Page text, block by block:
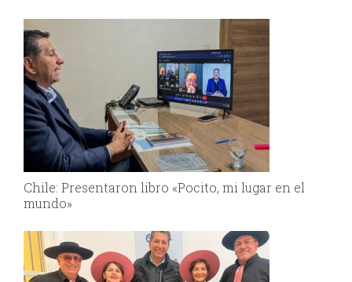
Chile: Presentaron libro «Pocito, mi lugar en el
mundo»